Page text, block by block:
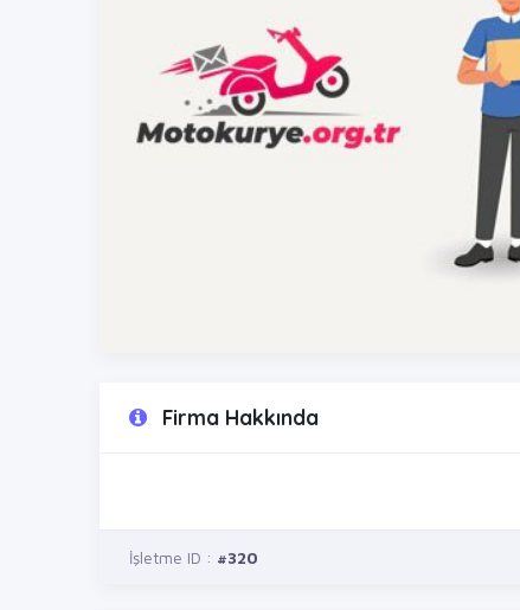
Firma Hakkında
İşletme ID : #320